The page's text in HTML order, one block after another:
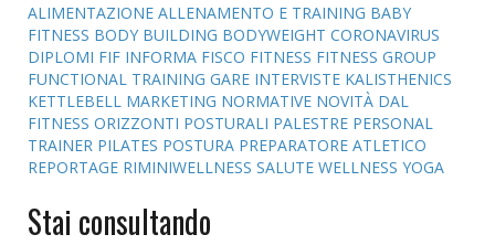
ALIMENTAZIONE ALLENAMENTO E TRAINING BABY
FITNESS BODY BUILDING BODYWEIGHT CORONAVIRUS
DIPLOMI FIF INFORMA FISCO FITNESS FITNESS GROUP
FUNCTIONAL TRAINING GARE INTERVISTE KALISTHENICS
KETTLEBELL MARKETING NORMATIVE NOVITÀ DAL
FITNESS ORIZZONTI POSTURALI PALESTRE PERSONAL
TRAINER PILATES POSTURA PREPARATORE ATLETICO
REPORTAGE RIMINIWELLNESS SALUTE WELLNESS YOGA
Stai consultando